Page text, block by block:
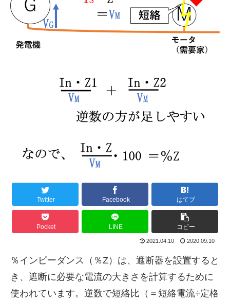
Twitter Facebook はてブ
Pocket LINE コピー
2021.04.10 2020.09.10
％インピーダンス（％Z）は、遮断器を設置すると
き、遮断に必要な電流の大きさを計算するために
使われています。逆数で短絡比（＝短絡電流÷定格